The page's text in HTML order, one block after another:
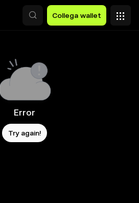
Collega wallet
Error
Try again!